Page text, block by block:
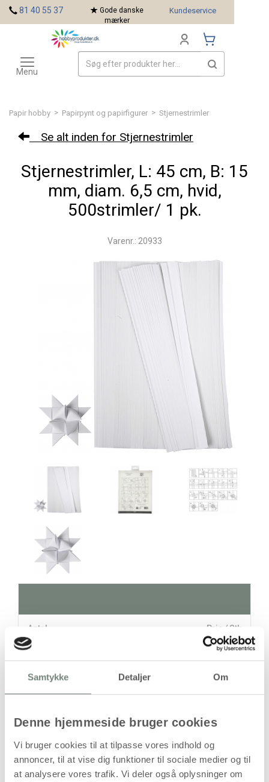
Samtykke Detaljer Om
Denne hjemmeside bruger cookies
Vi bruger cookies til at tilpasse vores indhold og
annoncer, til at vise dig funktioner til sociale medier og til
at analysere vores trafik. Vi deler også oplysninger om
Papir hobby > Papirpynt og papirfigurer > Stjernestrimler
Se alt inden for Stjernestrimler
Stjernestrimler, L: 45 cm, B: 15
mm, diam. 6,5 cm, hvid,
500strimler/ 1 pk.
Varenr.: 20933
Antal Pris / Stk
stk
99,94
Leveringsomkostninger
Læg i kurven
81 40 55 37
Gode danske
mærker
Kundeservice
Toggle
navigation
Menu
Mærker